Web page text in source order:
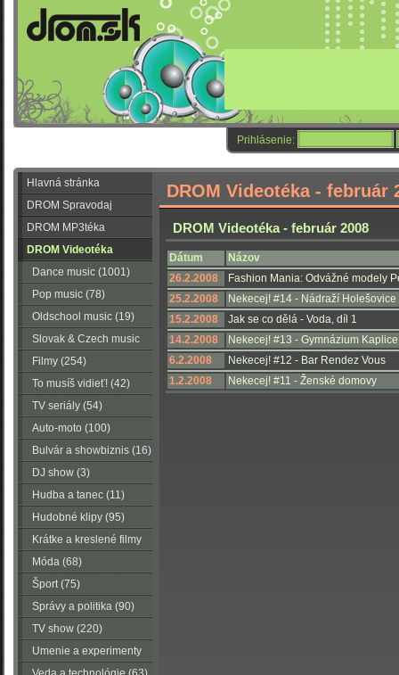
Prihlásenie:
Hlavná stránka
DROM Spravodaj
DROM MP3téka
DROM Videotéka
Dance music (1001)
Pop music (78)
Oldschool music (19)
Slovak & Czech music
(56)Filmy (254)
To musíš vidieť! (42)
TV seriály (54)
Auto-moto (100)
Bulvár a showbiznis (16)
DJ show (3)
Hudba a tanec (11)
Hudobné klipy (95)
Krátke a kreslené filmy
(223)Móda (68)
Šport (75)
Správy a politika (90)
TV show (220)
Umenie a experimenty
DROM Videotéka - február
DROM Videotéka - február 2008
Dátum
Názov
26.2.2008
Fashion Mania: Odvážné modely
25.2.2008
Nekecej! #14 - Nádraží Holešovice
15.2.2008
Jak se co dělá - Voda, díl 1
14.2.2008
Nekecej! #13 - Gymnázium Kaplice
6.2.2008
Nekecej! #12 - Bar Rendez Vous
1.2.2008
Nekecej! #11 - Ženské domovy